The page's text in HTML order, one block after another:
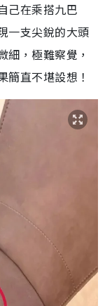
己在乘搭九巴
一支尖銳的大頭
細，極難察覺，
簡直不堪設想！